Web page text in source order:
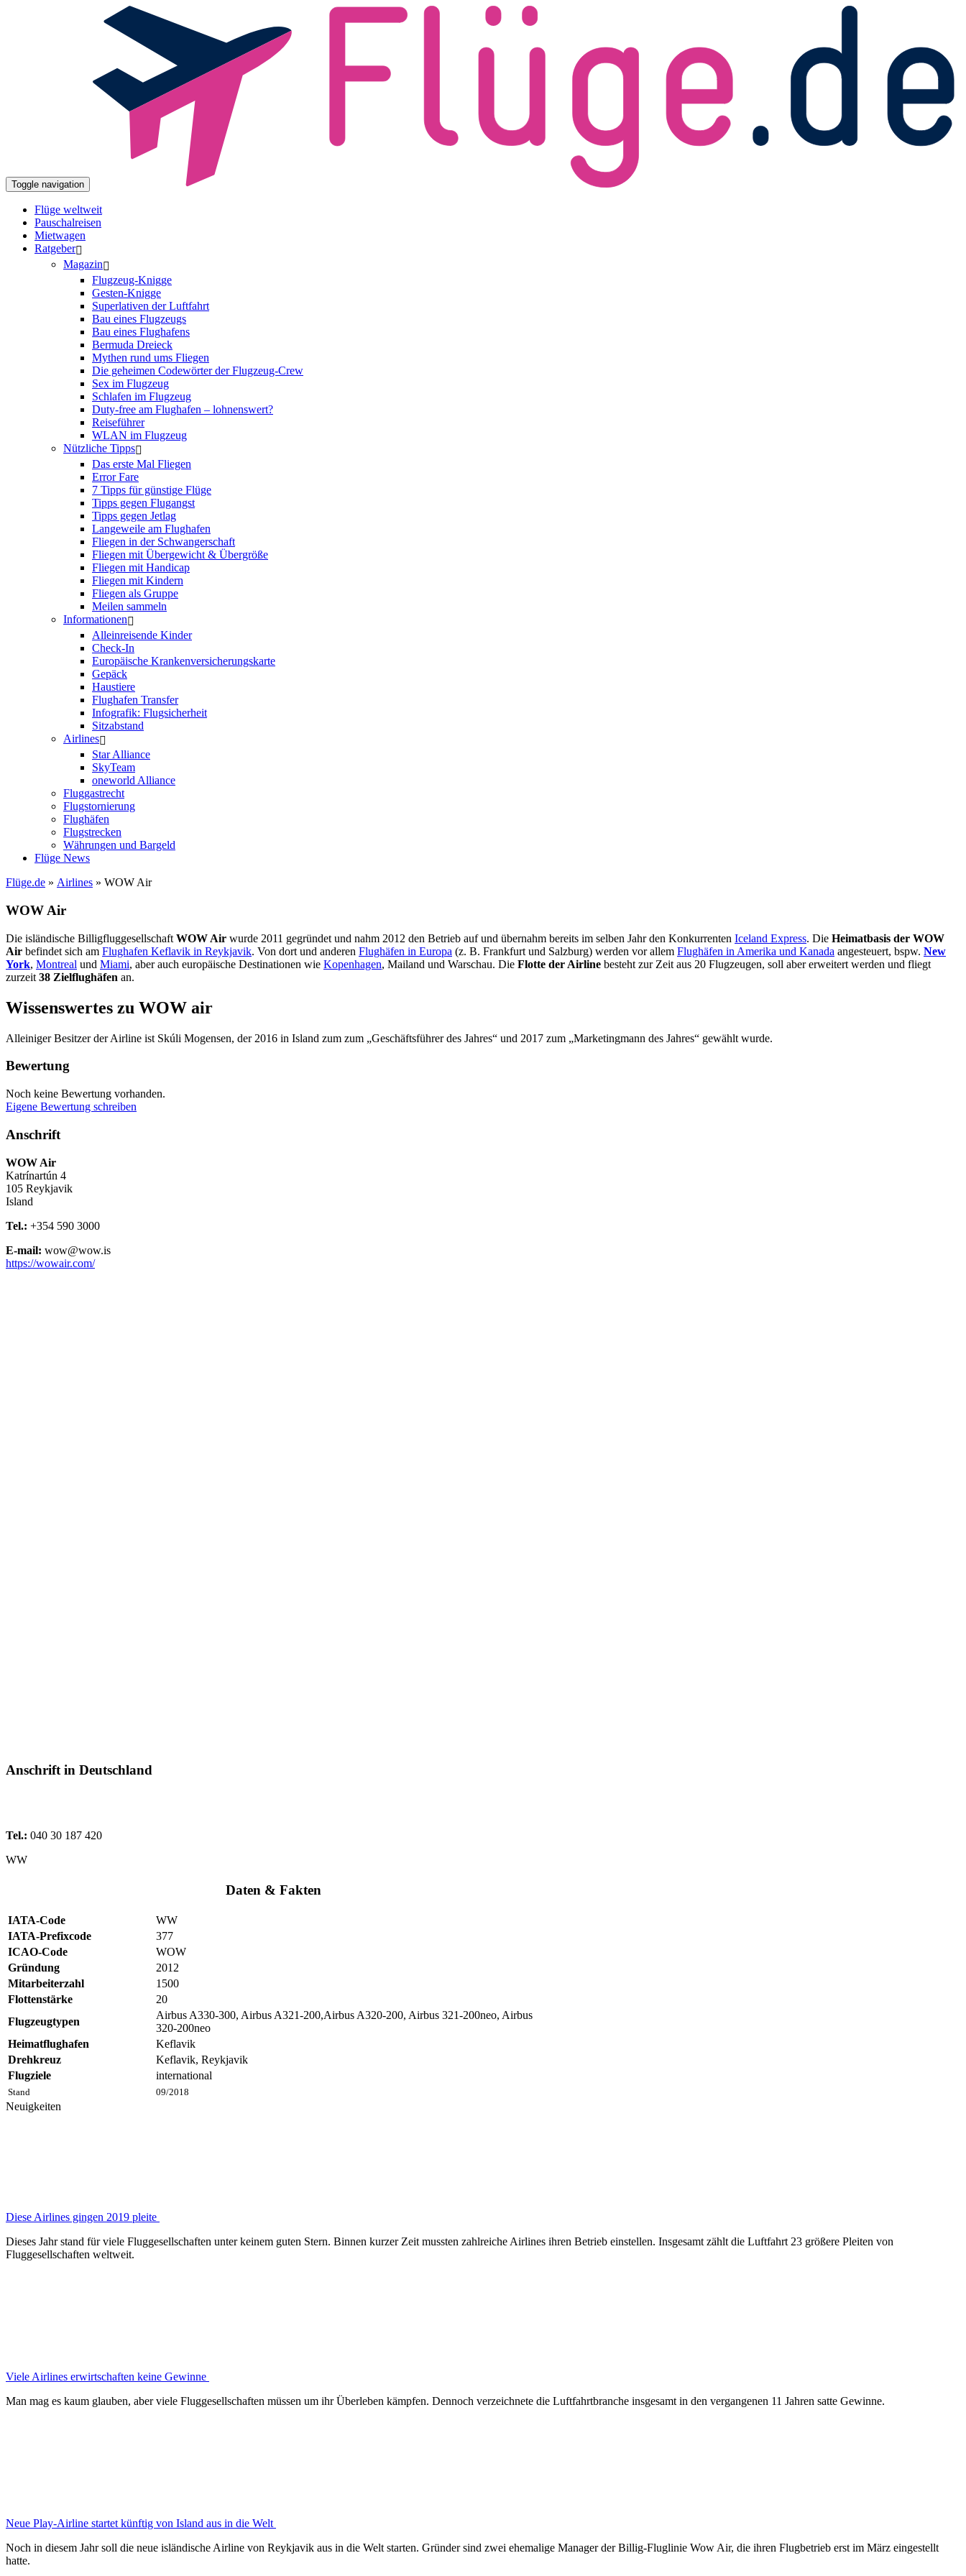
Toggle navigation
Flüge weltweit
Pauschalreisen
Mietwagen
Ratgeber
Magazin
Flugzeug-Knigge
Gesten-Knigge
Superlativen der Luftfahrt
Bau eines Flugzeugs
Bau eines Flughafens
Bermuda Dreieck
Mythen rund ums Fliegen
Die geheimen Codewörter der Flugzeug-Crew
Sex im Flugzeug
Schlafen im Flugzeug
Duty-free am Flughafen – lohnenswert?
Reiseführer
WLAN im Flugzeug
Nützliche Tipps
Das erste Mal Fliegen
Error Fare
7 Tipps für günstige Flüge
Tipps gegen Flugangst
Tipps gegen Jetlag
Langeweile am Flughafen
Fliegen in der Schwangerschaft
Fliegen mit Übergewicht & Übergröße
Fliegen mit Handicap
Fliegen mit Kindern
Fliegen als Gruppe
Meilen sammeln
Informationen
Alleinreisende Kinder
Check-In
Europäische Krankenversicherungskarte
Gepäck
Haustiere
Flughafen Transfer
Infografik: Flugsicherheit
Sitzabstand
Airlines
Star Alliance
SkyTeam
oneworld Alliance
Fluggastrecht
Flugstornierung
Flughäfen
Flugstrecken
Währungen und Bargeld
Flüge News
Flüge.de » Airlines » WOW Air
WOW Air
Die isländische Billigfluggesellschaft WOW Air wurde 2011 gegründet und nahm 2012 den Betrieb auf und übernahm bereits im selben Jahr den Konkurrenten Iceland Express. Die Heimatbasis der WOW
Air befindet sich am Flughafen Keflavik in Reykjavik. Von dort und anderen Flughäfen in Europa (z. B. Frankfurt und Salzburg) werden vor allem Flughäfen in Amerika und Kanada angesteuert, bspw. New
York, Montreal und Miami, aber auch europäische Destinationen wie Kopenhagen, Mailand und Warschau. Die Flotte der Airline besteht zur Zeit aus 20 Flugzeugen, soll aber erweitert werden und fliegt
zurzeit 38 Zielflughäfen an.
Wissenswertes zu WOW air
Alleiniger Besitzer der Airline ist Skúli Mogensen, der 2016 in Island zum zum „Geschäftsführer des Jahres“ und 2017 zum „Marketingmann des Jahres“ gewählt wurde.
Bewertung
Noch keine Bewertung vorhanden.
Eigene Bewertung schreiben
Anschrift
WOW Air
Katrínartún 4
105 Reykjavik
Island
Tel.: +354 590 3000
E-mail: wow@wow.is
https://wowair.com/
Anschrift in Deutschland
Tel.: 040 30 187 420
WW
Daten & Fakten
Stand 09/2018
IATA-Code
WW
IATA-Prefixcode
377
ICAO-Code
WOW
Gründung
2012
Mitarbeiterzahl
1500
Flottenstärke
20
Flugzeugtypen
Airbus A330-300, Airbus A321-200,Airbus A320-200, Airbus 321-200neo, Airbus
320-200neo
Heimatflughafen
Keflavik
Drehkreuz
Keflavik, Reykjavik
Flugziele
international
Neuigkeiten
Diese Airlines gingen 2019 pleite
Dieses Jahr stand für viele Fluggesellschaften unter keinem guten Stern. Binnen kurzer Zeit mussten zahlreiche Airlines ihren Betrieb einstellen. Insgesamt zählt die Luftfahrt 23 größere Pleiten von
Fluggesellschaften weltweit.
Viele Airlines erwirtschaften keine Gewinne
Man mag es kaum glauben, aber viele Fluggesellschaften müssen um ihr Überleben kämpfen. Dennoch verzeichnete die Luftfahrtbranche insgesamt in den vergangenen 11 Jahren satte Gewinne.
Neue Play-Airline startet künftig von Island aus in die Welt
Noch in diesem Jahr soll die neue isländische Airline von Reykjavik aus in die Welt starten. Gründer sind zwei ehemalige Manager der Billig-Fluglinie Wow Air, die ihren Flugbetrieb erst im März eingestellt
hatte.